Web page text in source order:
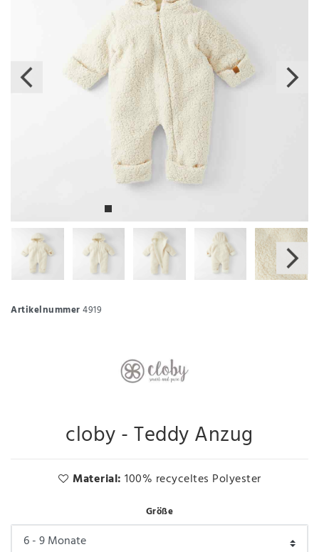
Artikelnummer4919
cloby - Teddy Anzug
Material: 100% recyceltes Polyester
Größe